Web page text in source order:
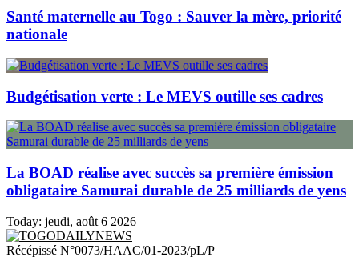
Santé maternelle au Togo : Sauver la mère, priorité
nationale
Budgétisation verte : Le MEVS outille ses cadres
La BOAD réalise avec succès sa première émission
obligataire Samurai durable de 25 milliards de yens
Today: jeudi, août 6 2026
TOGODAILYNEWS
Récépissé N°0073/HAAC/01-2023/pL/P